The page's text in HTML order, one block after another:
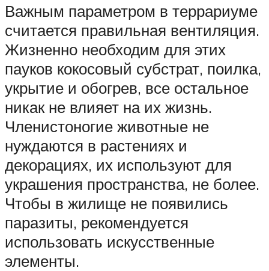
Важным параметром в террариуме
считается правильная вентиляция.
Жизненно необходим для этих
пауков кокосовый субстрат, поилка,
укрытие и обогрев, все остальное
никак не влияет на их жизнь.
Членистоногие животные не
нуждаются в растениях и
декорациях, их используют для
украшения пространства, не более.
Чтобы в жилище не появились
паразиты, рекомендуется
использовать искусственные
элементы.